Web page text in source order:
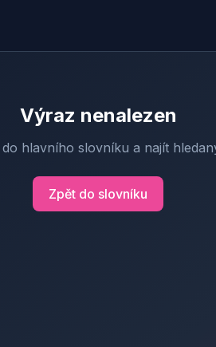
Výraz nenalezen
hlavního slovníku a najít
Zpět do slovníku